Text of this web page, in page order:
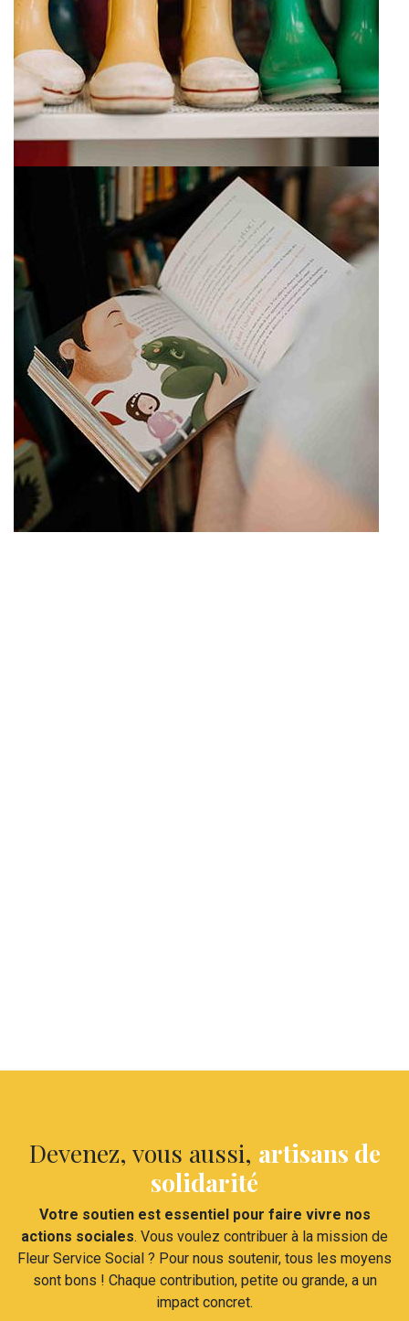
Devenez, vous aussi, artisans de
solidarité
Votre soutien est essentiel pour faire vivre nos
actions sociales. Vous voulez contribuer à la mission de
Fleur Service Social ? Pour nous soutenir, tous les moyens
sont bons ! Chaque contribution, petite ou grande, a un
impact concret.​